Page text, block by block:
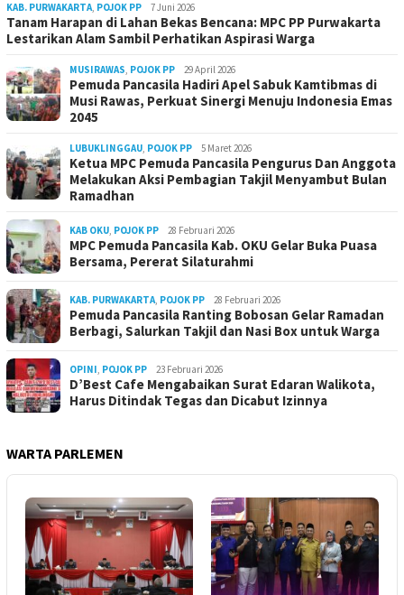
KAB. PURWAKARTA, POJOK PP 7 Juni 2026
Tanam Harapan di Lahan Bekas Bencana: MPC PP Purwakarta
Lestarikan Alam Sambil Perhatikan Aspirasi Warga
MUSIRAWAS, POJOK PP 29 April 2026
Pemuda Pancasila Hadiri Apel Sabuk Kamtibmas di
Musi Rawas, Perkuat Sinergi Menuju Indonesia Emas
2045
LUBUKLINGGAU, POJOK PP 5 Maret 2026
Ketua MPC Pemuda Pancasila Pengurus Dan Anggota
Melakukan Aksi Pembagian Takjil Menyambut Bulan
Ramadhan
KAB OKU, POJOK PP 28 Februari 2026
MPC Pemuda Pancasila Kab. OKU Gelar Buka Puasa
Bersama, Pererat Silaturahmi
KAB. PURWAKARTA, POJOK PP 28 Februari 2026
Pemuda Pancasila Ranting Bobosan Gelar Ramadan
Berbagi, Salurkan Takjil dan Nasi Box untuk Warga
OPINI, POJOK PP 23 Februari 2026
D’Best Cafe Mengabaikan Surat Edaran Walikota,
Harus Ditindak Tegas dan Dicabut Izinnya
WARTA PARLEMEN